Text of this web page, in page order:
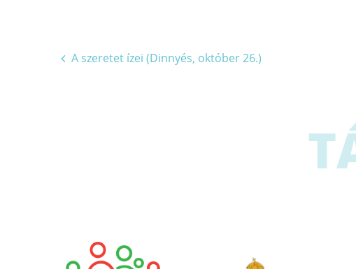
Bejegyzés
A szeretet ízei (Dinnyés, október 26.)